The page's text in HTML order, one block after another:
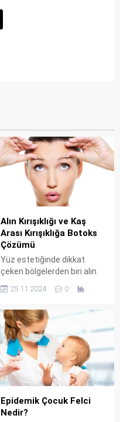
Alın Kırışıklığı ve Kaş
Arası Kırışıklığa Botoks
Çözümü
Yüz estetiğinde dikkat
çeken bölgelerden biri alın
alanlardaki kırışıklıklar,
belirtileriyle birlikte daha
belirgin hale gelir ve kişiye
yorgun, sinirli veya yaşlı bir
ifade katabilir. Neyse ki,
günümüz teknolojileri
sayesinde alın kırışıklığı
tedavisi oldukça
kolaylaşmıştır. Özellikle
botoks uygulamaları, alın ve
25.11.2024 0
Epidemik Çocuk Felci
Nedir?